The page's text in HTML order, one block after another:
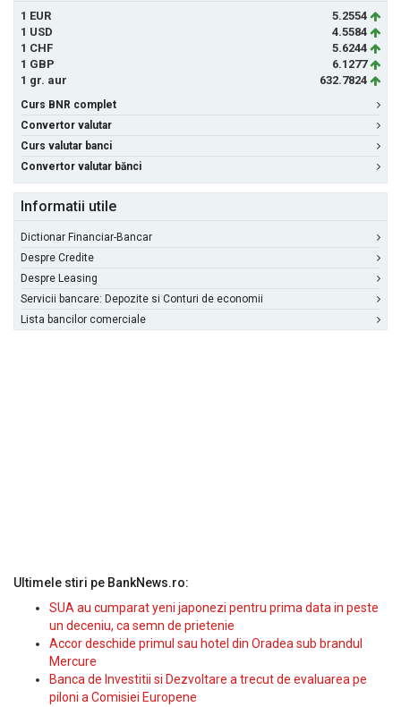
1 EUR
5.2554
1 USD
4.5584
1 CHF
5.6244
1 GBP
6.1277
1 gr. aur
632.7824
Curs BNR complet
Convertor valutar
Curs valutar banci
Convertor valutar bănci
Informatii utile
Dictionar Financiar-Bancar
Despre Credite
Despre Leasing
Servicii bancare: Depozite si Conturi de economii
Lista bancilor comerciale
Ultimele stiri pe BankNews.ro:
SUA au cumparat yeni japonezi pentru prima data in peste
un deceniu, ca semn de prietenie
Accor deschide primul sau hotel din Oradea sub brandul
Mercure
Banca de Investitii si Dezvoltare a trecut de evaluarea pe
piloni a Comisiei Europene